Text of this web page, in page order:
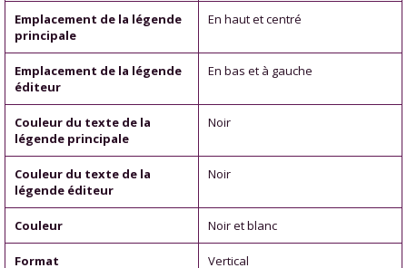
Emplacement de la légende
principale
En haut et centré
Emplacement de la légende
éditeur
En bas et à gauche
Couleur du texte de la
légende principale
Noir
Couleur du texte de la
légende éditeur
Noir
Couleur Noir et blanc
Format Vertical